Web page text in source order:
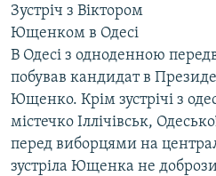
СПЕЦПРОЄКТИ
ПОДКАСТИ
КРИМ РЕАЛІЇ
РУС
УКР
Зустріч з Віктором
Ющенком в Одесі
В Одесі з одноденною
побував кандидат в
Ющенко. Крім зустрічі з
містечко Іллічівськ,
перед виборцями на
зустріла Ющенка не